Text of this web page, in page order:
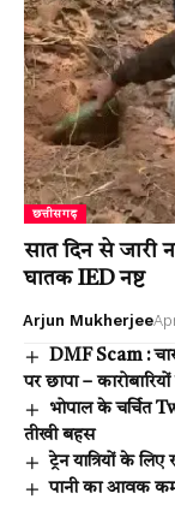
छत्तीसगढ़
सात दिन से जारी
घातक IED नष्ट
Arjun Mukherjee
DMF Scam :
पर छापा –
भोपाल के चर्चित
तीखी बहस
ट्रेन यात्रियों के
पानी का आवक कम